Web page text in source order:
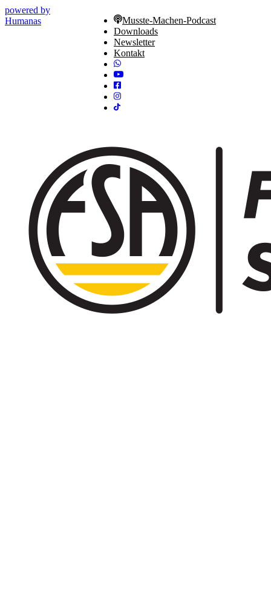
powered by
Humanas
Musste-Machen-Podcast
Downloads
Newsletter
Kontakt